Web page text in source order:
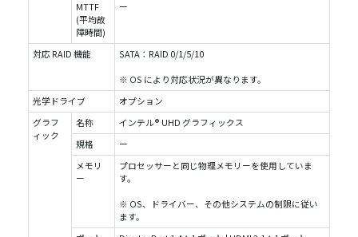
MTTF
(平均故
障時間)
ー
対応 RAID 機能 SATA：RAID 0/1/5/10
※ OS により対応状況が異なります。
光学ドライブ
オプション
グラフ
ィック
名称
インテル® UHD グラフィックス
規格
ー
メモリ
ー
プロセッサーと同じ物理メモリーを使用していま
す。
※ OS、ドライバー、その他システムの制限に従い
ます。